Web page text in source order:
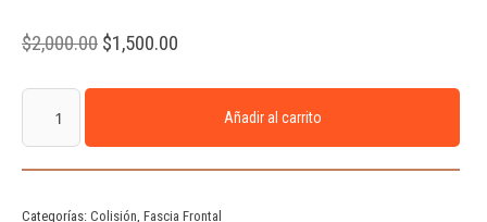
$2,000.00 $1,500.00
Añadir al carrito
Categorías: Colisión Fascia Frontal